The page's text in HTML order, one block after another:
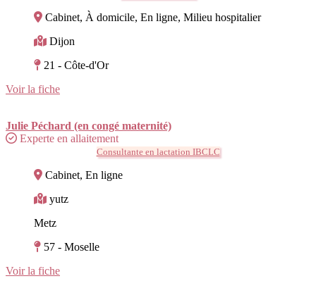
Cabinet, À domicile, En ligne, Milieu hospitalier
Dijon
21 - Côte-d'Or
Voir la fiche
Julie Péchard (en congé maternité)
Experte en allaitement
Consultante en lactation IBCLC
Cabinet, En ligne
yutz
Metz
57 - Moselle
Voir la fiche